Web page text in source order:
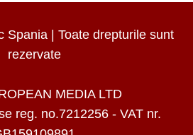
Spania | Toate drepturile sunt
rezervate
MEDIA LTD
reg. no.7212256 - VAT nr.